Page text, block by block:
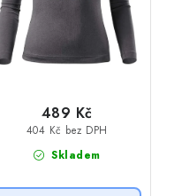
Skladem
404 Kč bez DPH
489 Kč